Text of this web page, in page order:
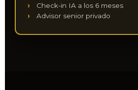
Check-in IA a los 6 meses
Advisor senior privado